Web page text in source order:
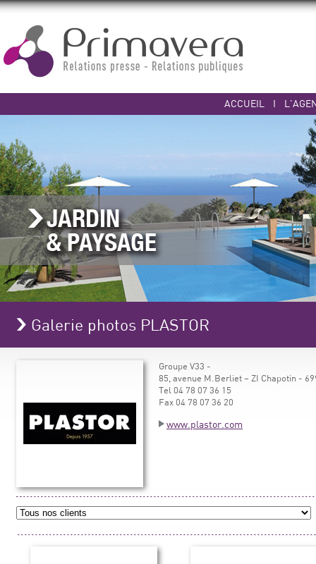
ACCUEIL I
Galerie photos PLASTOR
Groupe V33 -
85, avenue M.Berliet – ZI Chapotin -
Tel 04 78 07 36 15
Fax 04 78 07 36 20
www.plastor.com